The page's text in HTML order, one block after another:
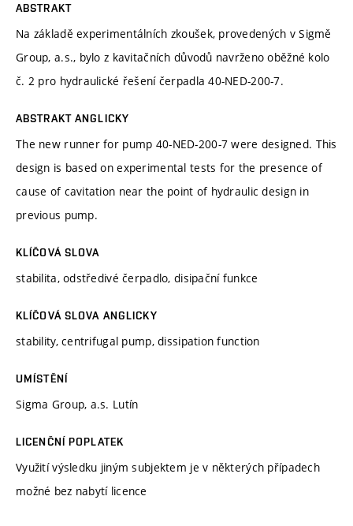
ABSTRAKT
Na základě experimentálních zkoušek, provedených v Sigmě
Group, a.s., bylo z kavitačních důvodů navrženo oběžné kolo
č. 2 pro hydraulické řešení čerpadla 40-NED-200-7.
ABSTRAKT ANGLICKY
The new runner for pump 40-NED-200-7 were designed. This
design is based on experimental tests for the presence of
cause of cavitation near the point of hydraulic design in
previous pump.
KLÍČOVÁ SLOVA
stabilita, odstředivé čerpadlo, disipační funkce
KLÍČOVÁ SLOVA ANGLICKY
stability, centrifugal pump, dissipation function
UMÍSTĚNÍ
Sigma Group, a.s. Lutín
LICENČNÍ POPLATEK
Využití výsledku jiným subjektem je v některých případech
možné bez nabytí licence